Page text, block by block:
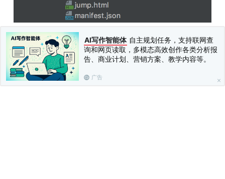
AI写作智能体 自主规划任务，支持联网查
询和网页读取，多模态高效创作各类分析报
告、商业计划、营销方案、教学内容等。
广告
模板目录下包含所有应用视图目录,比如
图目录就是
simpleboot3/portal
;
后台默认模板也和前台目录结构类似,它位于
public/themes/admin_simpleboot3